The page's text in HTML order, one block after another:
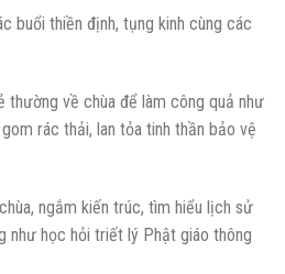
buổi thiền định, tụng kinh cùng các
thường về chùa để làm công quả như
rác thải, lan tỏa tinh thần bảo vệ
ngắm kiến trúc, tìm hiểu lịch sử
như học hỏi triết lý Phật giáo thông